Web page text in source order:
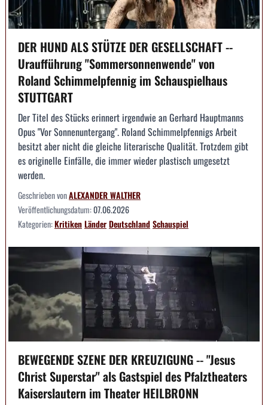
DER HUND ALS STÜTZE DER GESELLSCHAFT --
Uraufführung "Sommersonnenwende" von
Roland Schimmelpfennig im Schauspielhaus
STUTTGART
Der Titel des Stücks erinnert irgendwie an Gerhard Hauptmanns
Opus "Vor Sonnenuntergang". Roland Schimmelpfennigs Arbeit
besitzt aber nicht die gleiche literarische Qualität. Trotzdem gibt
es originelle Einfälle, die immer wieder plastisch umgesetzt
werden.
Geschrieben vonALEXANDER WALTHER
Veröffentlichungsdatum:07.06.2026
Kategorien:KritikenLänderDeutschlandSchauspiel
BEWEGENDE SZENE DER KREUZIGUNG -- "Jesus
Christ Superstar" als Gastspiel des Pfalztheaters
Kaiserslautern im Theater HEILBRONN